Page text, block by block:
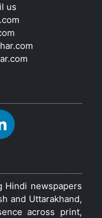
us
Hindi newspapers
and Uttarakhand,
across print,